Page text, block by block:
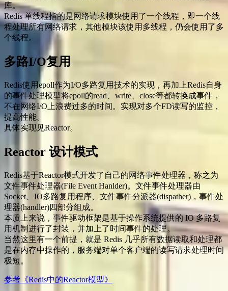
库。
Redis 单线程指的是网络请求模块使用了一个线程，即一个线
程处理所有网络请求，其他模块该使用多线程，仍会使用了多
个线程。
多路I/O复用
Redis使用epoll作为I/O多路复用技术的实现，再加上Redis自身
的事件处理模型将epoll的read、write、close等都转换成事件，
不在网络I/O上浪费过多的时间。实现对多个FD读写的监控，
提高性能。
具体实现见Reactor。
Reactor 设计模式
Redis基于Reactor模式开发了自己的网络事件处理器，称之为
文件事件处理器(File Event Hanlder)。文件事件处理器由
Socket、IO多路复用程序、文件事件分派器(dispather)，事件处
理器(handler)四部分组成。
本质上来说，事件驱动框架是基于操作系统提供的 IO 多路复
用机制进行了封装，并加上了时间事件的处理。
当然这里有一个前提，就是 Redis 几乎所有数据读取和处理都
是在内存中操作的，服务端对单个客户端的读写请求处理时间
极短。
参考《Redis中的Reactor模型》